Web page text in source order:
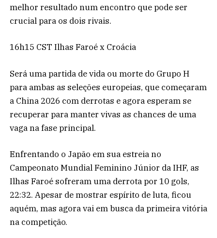
melhor resultado num encontro que pode ser
crucial para os dois rivais.
16h15 CST Ilhas Faroé x Croácia
Será uma partida de vida ou morte do Grupo H
para ambas as seleções europeias, que começaram
a China 2026 com derrotas e agora esperam se
recuperar para manter vivas as chances de uma
vaga na fase principal.
Enfrentando o Japão em sua estreia no
Campeonato Mundial Feminino Júnior da IHF, as
Ilhas Faroé sofreram uma derrota por 10 gols,
22:32. Apesar de mostrar espírito de luta, ficou
aquém, mas agora vai em busca da primeira vitória
na competição.